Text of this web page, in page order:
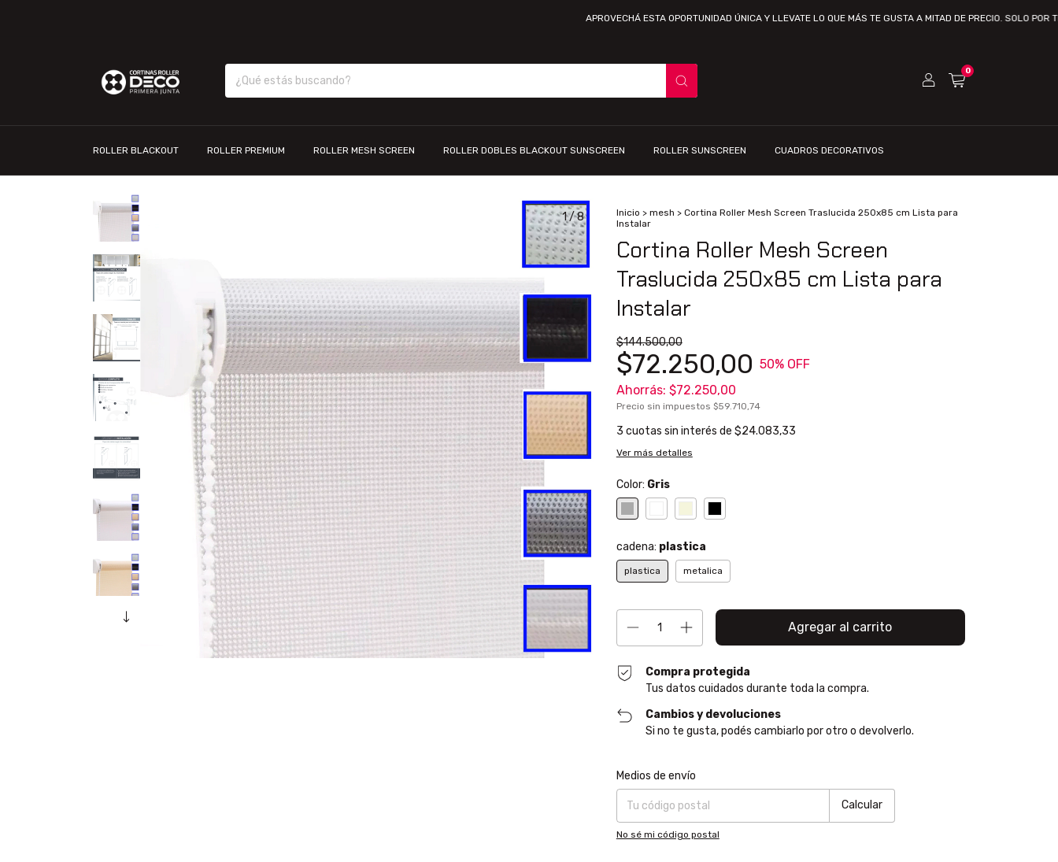
APROVECHÁ ESTA OPORTUNIDAD ÚNICA Y LLEVATE LO QUE MÁS TE GUSTA A MITAD DE PRECIO. SOLO POR
0
ROLLER BLACKOUT ROLLER PREMIUM ROLLER MESH SCREEN ROLLER DOBLES BLACKOUT SUNSCREEN ROLLER SUNSCREEN CUADROS DECORATIVOS
1/8 Inicio > mesh > Cortina Roller Mesh Screen Traslucida 250x85 cm Lista para
Instalar
Cortina Roller Mesh Screen
Traslucida 250x85 cm Lista para
Instalar
$144.500,00
$72.250,00 50% OFF
Ahorrás: $72.250,00
Precio sin impuestos $59.710,74
3 cuotas sin interés de $24.083,33
Ver más detalles
Color: Gris
cadena: plastica
plastica metalica
Compra protegida
Tus datos cuidados durante toda la compra.
Cambios y devoluciones
Si no te gusta, podés cambiarlo por otro o devolverlo.
Entregas para el CP:
Medios de envío
Calcular
No sé mi código postal